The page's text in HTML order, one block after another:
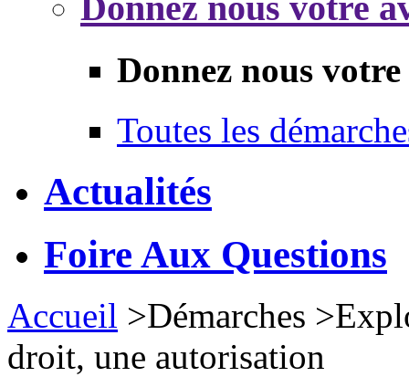
Donnez nous
Toutes les
Actualités
Foire Aux Questions
Accueil >Démarches >
droit, une autorisation